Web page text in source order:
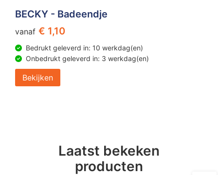
BECKY - Badeendje
vanaf € 1,10
Bedrukt geleverd in: 10 werkdag(en)
Onbedrukt geleverd in: 3 werkdag(en)
Bekijken
Laatst bekeken
producten